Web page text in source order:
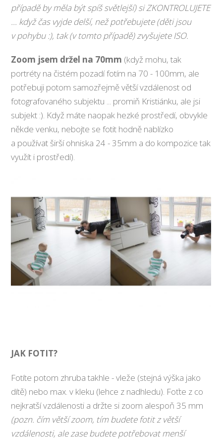
případě by měla být spíš světlejší) si ZKONTROLUJETE
... když čas vyjde delší, než potřebujete (děti jsou
v pohybu :), tak (v tomto případě) zvyšujete ISO.
Zoom jsem držel na 70mm (když mohu, tak
portréty na čistém pozadí fotím na 70 - 100mm, ale
potřebuji potom samozřejmě větší vzdálenost od
fotografovaného subjektu ... promiň Kristiánku, ale jsi
subjekt :). Když máte naopak hezké prostředí, obvykle
někde venku, nebojte se fotit hodně nablízko
a používat širší ohniska 24 - 35mm a do kompozice tak
využít i prostředí).
JAK FOTIT?
Fotíte potom zhruba takhle - vleže (stejná výška jako
dítě) nebo max. v kleku (lehce z nadhledu). Foťte z co
nejkratší vzdálenosti a držte si zoom alespoň 35 mm
(pozn. čím větší zoom, tím budete fotit z větší
vzdálenosti, ale zase budete potřebovat menší